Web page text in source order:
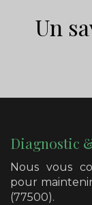
Un
Diagnostic
Nous vous
pour
(77500).